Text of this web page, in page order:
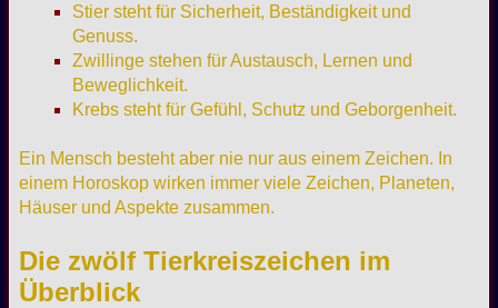
Stier steht für Sicherheit, Beständigkeit und
Genuss.
Zwillinge stehen für Austausch, Lernen und
Beweglichkeit.
Krebs steht für Gefühl, Schutz und Geborgenheit.
Ein Mensch besteht aber nie nur aus einem Zeichen. In
einem Horoskop wirken immer viele Zeichen, Planeten,
Häuser und Aspekte zusammen.
Die zwölf Tierkreiszeichen im
Überblick